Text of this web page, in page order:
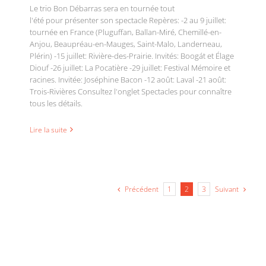
Le trio Bon Débarras sera en tournée tout
l'été pour présenter son spectacle Repères: -2 au 9 juillet:
tournée en France (Pluguffan, Ballan-Miré, Chemillé-en-
Anjou, Beaupréau-en-Mauges, Saint-Malo, Landerneau,
Plérin) -15 juillet: Rivière-des-Prairie. Invités: Boogát et Élage
Diouf -26 juillet: La Pocatière -29 juillet: Festival Mémoire et
racines. Invitée: Joséphine Bacon -12 août: Laval -21 août:
Trois-Rivières Consultez l'onglet Spectacles pour connaître
tous les détails.
Lire la suite
Précédent 1 2 3 Suivant